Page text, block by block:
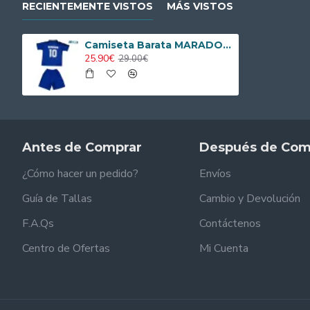
RECIENTEMENTE VISTOS MÁS VISTOS
Camiseta Barata MARADONA 10 Argentina Visitante Segunda Equipación 1994 Vintage Equipación
25.90€ 29.00€
Antes de Comprar
¿Cómo hacer un pedido?
Guía de Tallas
F.A.Qs
Centro de Ofertas
Después de
Envíos
Cambio y Devolución
Contáctenos
Mi Cuenta